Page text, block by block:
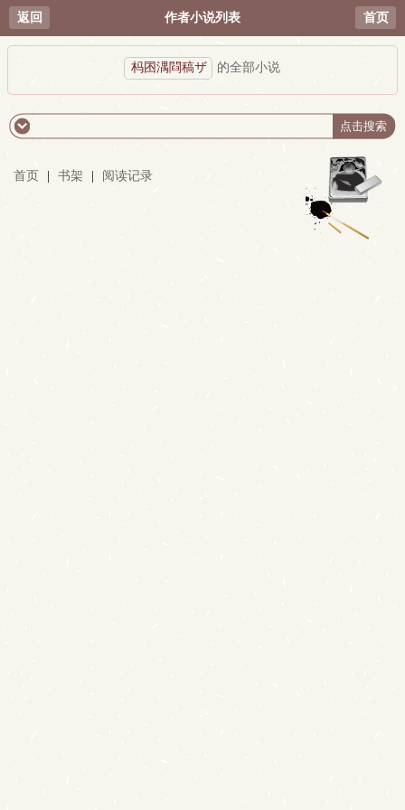
返回 作者小说列表 首页
杩囨湡閰稿ザ 的全部小说
首页 书架 阅读记录